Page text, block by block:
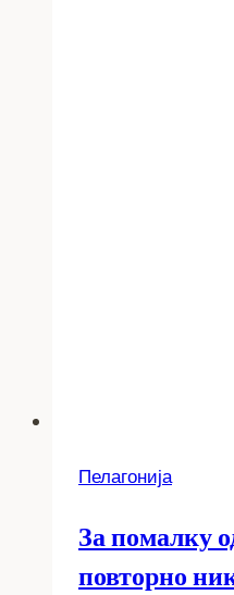
Пелагонија
За помалку
повторно